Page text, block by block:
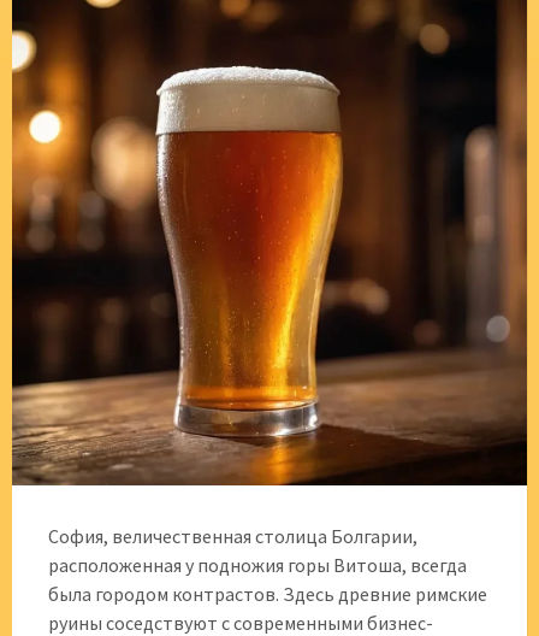
София, величественная столица Болгарии,
расположенная у подножия горы Витоша, всегда
была городом контрастов. Здесь древние римские
руины соседствуют с современными бизнес-